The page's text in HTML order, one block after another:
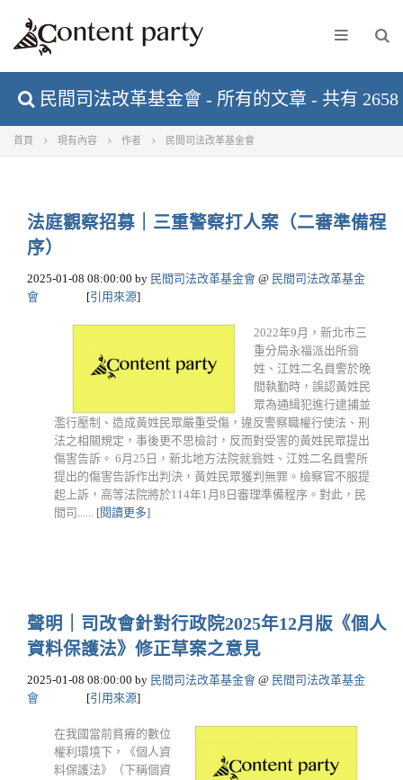
民間司法改革基金會 - 所有的文章 - 共有
首頁 現有內容 作者 民間司法改革基金會
法庭觀察招募｜三重警察打人案（二審準備程
序）
2025-01-08 08:00:00 by 民間司法改革基金會 @ 民間司法改革基金
會
[引用來源]
2022年9月，新北市三
重分局永福派出所翁
姓、江姓二名員警於晚
間執勤時，誤認黃姓民
眾為通緝犯進行逮捕並
濫行壓制、造成黃姓民眾嚴重受傷，違反警察職權行使法、刑
法之相關規定，事後更不思檢討，反而對受害的黃姓民眾提出
傷害告訴。 6月25日，新北地方法院就翁姓、江姓二名員警所
提出的傷害告訴作出判決，黃姓民眾獲判無罪。檢察官不服提
起上訴，高等法院將於114年1月8日審理準備程序。對此，民
間司...... [閱讀更多]
聲明｜司改會針對行政院2025年12月版《個人
資料保護法》修正草案之意見
2025-01-08 08:00:00 by 民間司法改革基金會 @ 民間司法改革基金
會
[引用來源]
在我國當前貧瘠的數位
權利環境下，《個人資
料保護法》（下稱個資